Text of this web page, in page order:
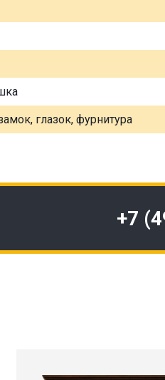
глазок, фурнитура
+7